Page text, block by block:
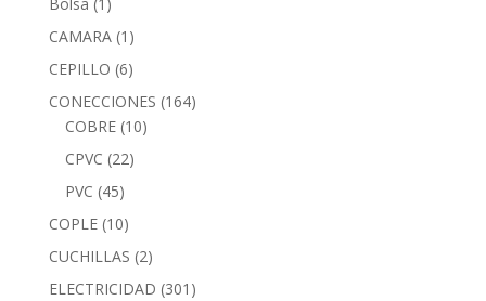
CAMARA (1)
CEPILLO (6)
CONECCIONES (164)
COBRE (10)
CPVC (22)
PVC (45)
COPLE (10)
CUCHILLAS (2)
ELECTRICIDAD (301)